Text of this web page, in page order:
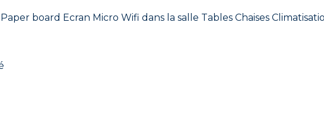
board Ecran Micro Wifi dans la salle Tables Chaises